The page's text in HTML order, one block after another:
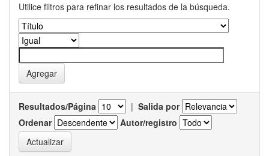
Utilice filtros para refinar los resultados de la búsqueda.
Resultados/Página | Salida por
Ordenar
Autor/registro